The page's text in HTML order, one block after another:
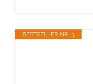
BESTSELLER NR. 3